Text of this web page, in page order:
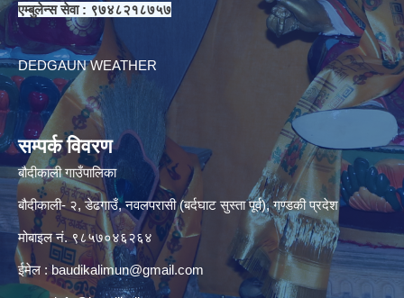
एम्बुलेन्स सेवा : ९७४८२१८७५७
DEDGAUN WEATHER
सम्पर्क विवरण
बौदीकाली गाउँपालिका
बौदीकाली- २, डेढगाउँ, नवलपरासी (बर्दघाट सुस्ता पूर्व), गण्डकी प्रदेश
मोबाइल नं. ९८५७०४६२६४
ईमेल : baudikalimun@gmail.com